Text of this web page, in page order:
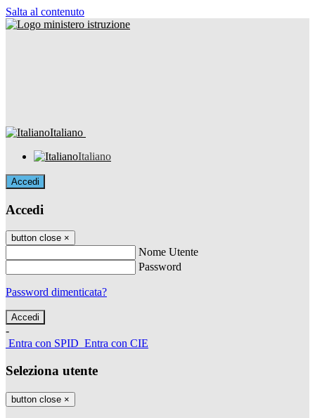
Salta al contenuto
Italiano
Italiano
Accedi
Accedi
button close ×
Nome Utente
Password
Password dimenticata?
-
Entra con SPID Entra con CIE
Seleziona utente
button close ×